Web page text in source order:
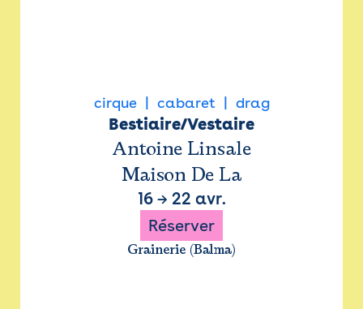
cirque cabaret drag
Bestiaire/Vestaire
Antoine Linsale
Maison De La
16→ 22 avr.
Réserver
Grainerie (Balma)